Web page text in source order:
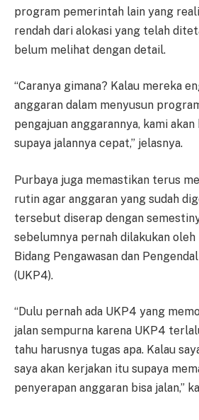
program pemerintah lain yang
rendah dari alokasi yang telah
belum melihat dengan detail.
“Caranya gimana? Kalau mereka
anggaran dalam menyusun
pengajuan anggarannya, kami
supaya jalannya cepat,” jelasnya.
Purbaya juga memastikan terus
rutin agar anggaran yang sudah
tersebut diserap dengan
sebelumnya pernah dilakukan
Bidang Pengawasan dan
(UKP4).
“Dulu pernah ada UKP4 yang
jalan sempurna karena UKP4
tahu harusnya tugas apa. Kalau
saya akan kerjakan itu supaya
penyerapan anggaran bisa jalan,”